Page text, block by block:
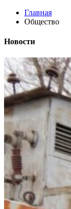
Главная
Общество
Новости